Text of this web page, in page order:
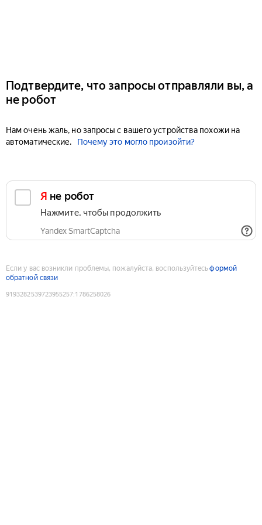
Подтвердите, что запросы отправляли вы, а
не робот
Нам очень жаль, но запросы с вашего устройства похожи на
автоматические.
Почему это могло произойти?
Я не робот
Нажмите, чтобы продолжить
Yandex SmartCaptcha
Если у вас возникли проблемы, пожалуйста, воспользуйтесьформой
обратной связи
9193282539723955257:1786258026